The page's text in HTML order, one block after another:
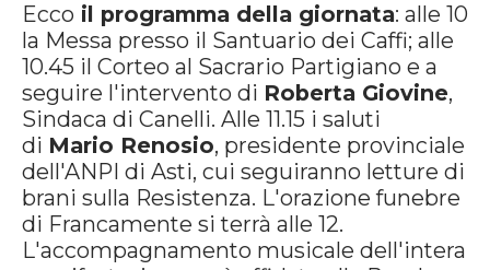
Ecco il programma della giornata: alle 10
la Messa presso il Santuario dei Caffi; alle
10.45 il Corteo al Sacrario Partigiano e a
seguire l'intervento di Roberta Giovine,
Sindaca di Canelli. Alle 11.15 i saluti
di Mario Renosio, presidente provinciale
dell'ANPI di Asti, cui seguiranno letture di
brani sulla Resistenza. L'orazione funebre
di Francamente si terrà alle 12.
L'accompagnamento musicale dell'intera